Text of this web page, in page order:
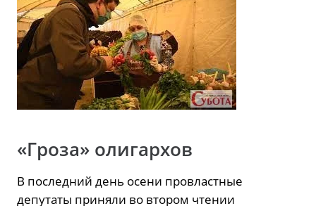
«Гроза» олигархов
В последний день осени провластные
депутаты приняли во втором чтении